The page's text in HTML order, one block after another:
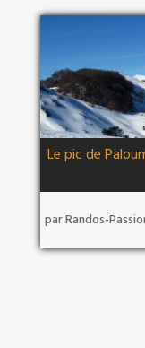
Le pic de
parRandos-